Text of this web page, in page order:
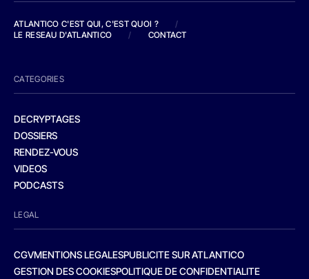
ATLANTICO C'EST QUI, C'EST QUOI ?
/
LE RESEAU D'ATLANTICO
/ CONTACT
CATEGORIES
DECRYPTAGES
DOSSIERS
RENDEZ-VOUS
VIDEOS
PODCASTS
LEGAL
CGVMENTIONS LEGALESPUBLICITE SUR ATLANTICO
GESTION DES COOKIESPOLITIQUE DE CONFIDENTIALITE